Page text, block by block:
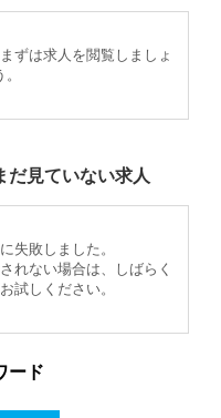
ずは求人を閲覧しましょ
。
だ見ていない求人
失敗しました。
れない場合は、しばらく
試しください。
ード